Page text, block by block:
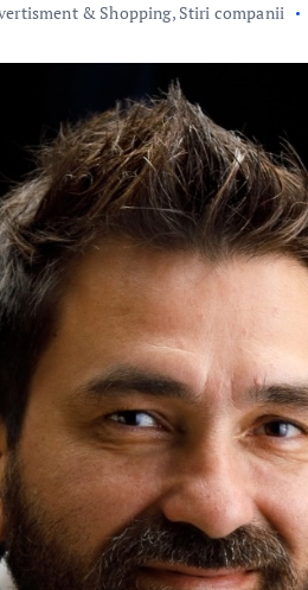
& Shopping, Stiri companii